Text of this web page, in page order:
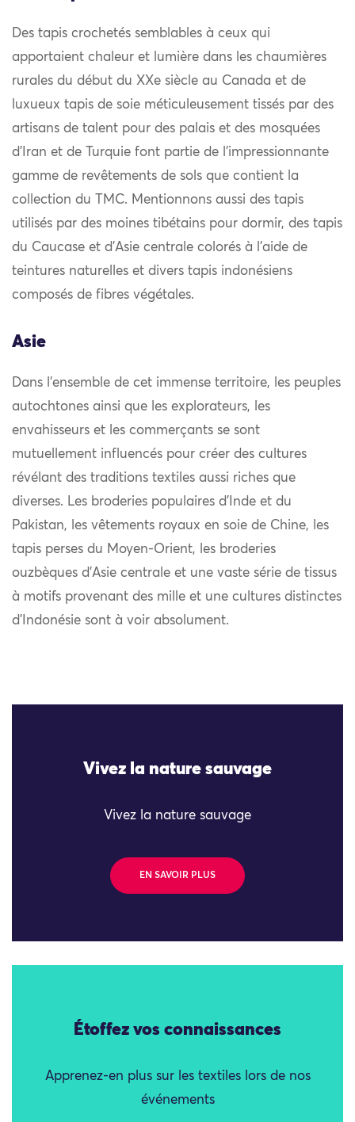
Des tapis crochetés semblables à ceux qui
apportaient chaleur et lumière dans les chaumières
rurales du début du XXe siècle au Canada et de
luxueux tapis de soie méticuleusement tissés par des
artisans de talent pour des palais et des mosquées
d’Iran et de Turquie font partie de l’impressionnante
gamme de revêtements de sols que contient la
collection du TMC. Mentionnons aussi des tapis
utilisés par des moines tibétains pour dormir, des tapis
du Caucase et d’Asie centrale colorés à l’aide de
teintures naturelles et divers tapis indonésiens
composés de fibres végétales.
Asie
Dans l’ensemble de cet immense territoire, les peuples
autochtones ainsi que les explorateurs, les
envahisseurs et les commerçants se sont
mutuellement influencés pour créer des cultures
révélant des traditions textiles aussi riches que
diverses. Les broderies populaires d’Inde et du
Pakistan, les vêtements royaux en soie de Chine, les
tapis perses du Moyen-Orient, les broderies
ouzbèques d’Asie centrale et une vaste série de tissus
à motifs provenant des mille et une cultures distinctes
d’Indonésie sont à voir absolument.
Vivez la nature sauvage
Vivez la nature sauvage
EN SAVOIR PLUS
Étoffez vos connaissances
Apprenez-en plus sur les textiles lors de nos
événements